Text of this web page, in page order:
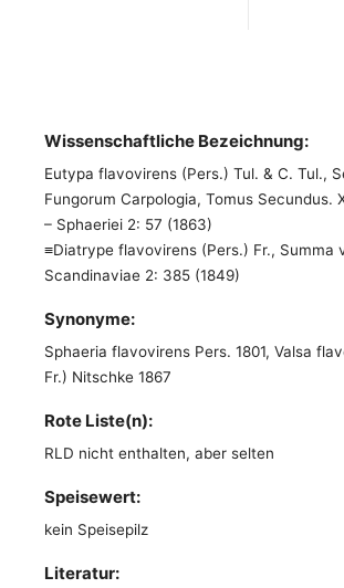
Wissenschaftliche Bezeichnung:
Eutypa flavovirens (Pers.) Tul. & C. Tul.,
Fungorum Carpologia, Tomus Secundus.
– Sphaeriei 2: 57 (1863)
≡Diatrype flavovirens (Pers.) Fr., Summa
Scandinaviae 2: 385 (1849)
Synonyme:
Sphaeria flavovirens Pers. 1801, Valsa
Fr.) Nitschke 1867
Rote Liste(n):
RLD nicht enthalten, aber selten
Speisewert:
kein Speisepilz
Literatur: